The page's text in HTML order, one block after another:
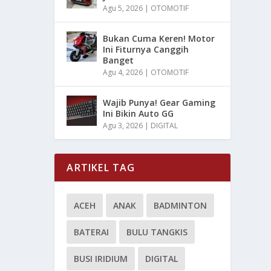
Agu 5, 2026 | OTOMOTIF
Bukan Cuma Keren! Motor
Ini Fiturnya Canggih
Banget
Agu 4, 2026 | OTOMOTIF
Wajib Punya! Gear Gaming
Ini Bikin Auto GG
Agu 3, 2026 | DIGITAL
ARTIKEL TAG
ACEH ANAK BADMINTON
BATERAI BULU TANGKIS
BUSI IRIDIUM DIGITAL